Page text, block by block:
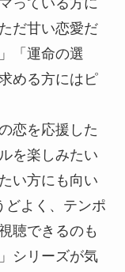
だ甘い恋愛だ
「運命の選
める方にはピ
恋を応援した
を楽しみたい
い方にも向い
どよく、テンポ
聴できるのも
シリーズが気